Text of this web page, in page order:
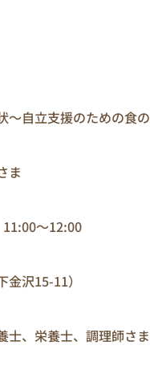
～自立支援のための食
ま
～12:00
沢15-11）
士、栄養士、調理師さ